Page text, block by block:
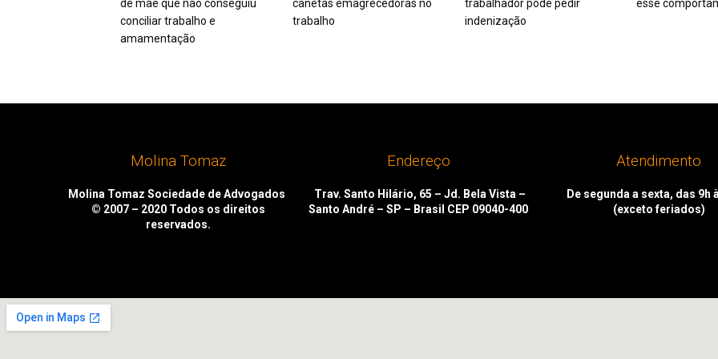
de mãe que não conseguiu
conciliar trabalho e
amamentação
canetas emagrecedoras no
trabalho
trabalhador pode pedir
indenização
esse
Molina Tomaz
Molina Tomaz Sociedade de Advogados
© 2007 – 2020 Todos os direitos
reservados.
Endereço
Trav. Santo Hilário, 65 – Jd. Bela Vista –
Santo André – SP – Brasil CEP 09040-400
Atendimento
De segunda a sexta, das 9h
(exceto feriados)